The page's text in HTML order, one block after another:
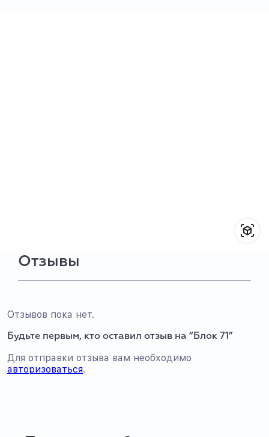
Отзывы
Отзывов пока нет.
Будьте первым, кто оставил отзыв на “Блок 71”
Для отправки отзыва вам необходимо
авторизоваться.